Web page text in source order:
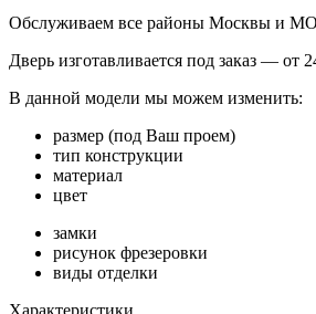
Обслуживаем все районы Москвы и МО
Дверь изготавливается под заказ — от
В данной модели мы можем изменить:
размер (под Ваш проем)
тип конструкции
материал
цвет
замки
рисунок фрезеровки
виды отделки
Характеристики